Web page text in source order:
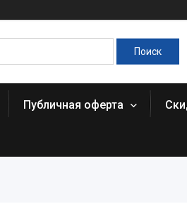
Публичная оферта